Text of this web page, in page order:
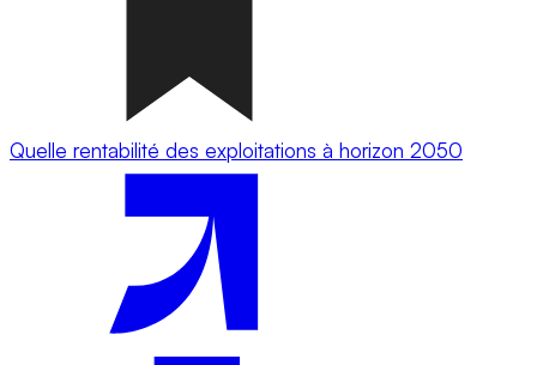
Quelle rentabilité des exploitations à horizon 2050